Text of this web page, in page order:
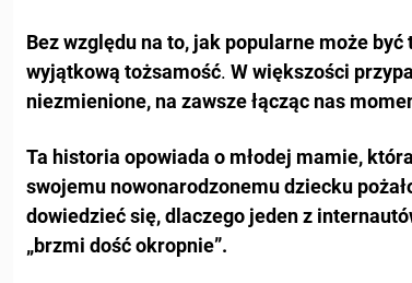
Bez względu na to, jak popularne może
wyjątkową tożsamość. W większości
niezmienione, na zawsze łącząc nas
Ta historia opowiada o młodej mamie,
swojemu nowonarodzonemu dziecku
dowiedzieć się, dlaczego jeden z
„brzmi dość okropnie”.